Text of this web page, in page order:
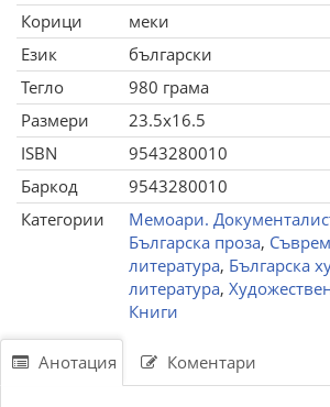
Корици
меки
Език
български
Тегло
980 грама
Размери
23.5x16.5
ISBN
9543280010
Баркод
9543280010
Категории
Мемоари.
Българска проза,
литература, Българска
литература,
Книги
Анотация Коментари